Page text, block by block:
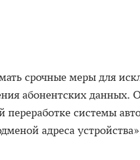
срочные меры для
абонентских данных.
переработке системы
адреса